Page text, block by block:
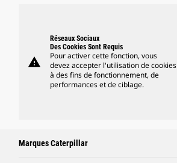
warning
Réseaux Sociaux
Des Cookies Sont Requis
Pour activer cette fonction, vous
devez accepter l'utilisation de cookies
à des fins de fonctionnement, de
performances et de ciblage.
Marques Caterpillar